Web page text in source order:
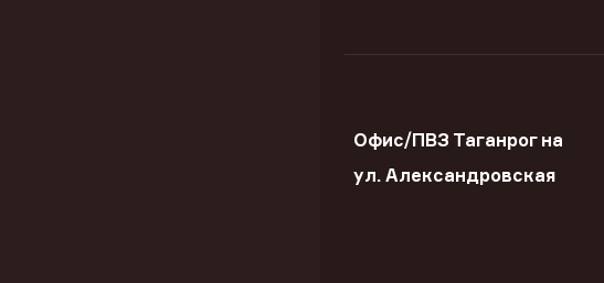
Офис/ПВЗ Таганрог на
ул. Александровская